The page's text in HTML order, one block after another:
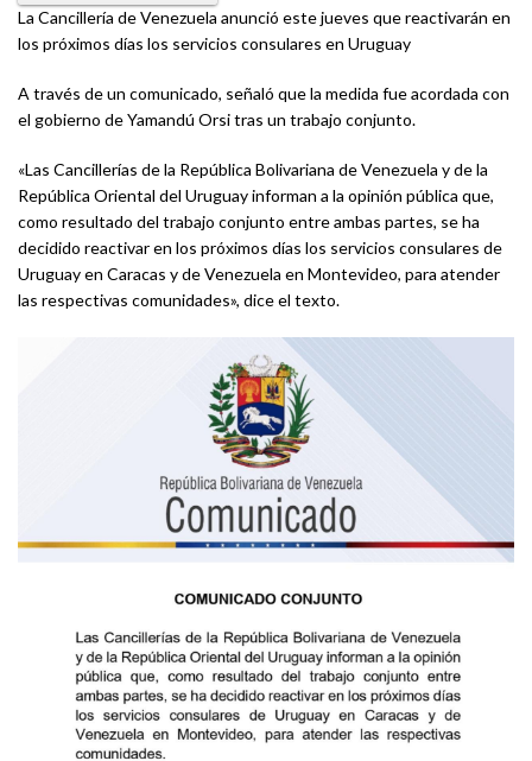
La Cancillería de Venezuela anunció este jueves que reactivarán en
los próximos días los servicios consulares en Uruguay
A través de un comunicado, señaló que la medida fue acordada con
el gobierno de Yamandú Orsi tras un trabajo conjunto.
«Las Cancillerías de la República Bolivariana de Venezuela y de la
República Oriental del Uruguay informan a la opinión pública que,
como resultado del trabajo conjunto entre ambas partes, se ha
decidido reactivar en los próximos días los servicios consulares de
Uruguay en Caracas y de Venezuela en Montevideo, para atender
las respectivas comunidades», dice el texto.